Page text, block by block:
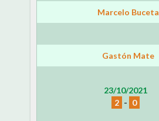
Marcelo Buceta
Gastón Mate
23/10/2021
2 - 0